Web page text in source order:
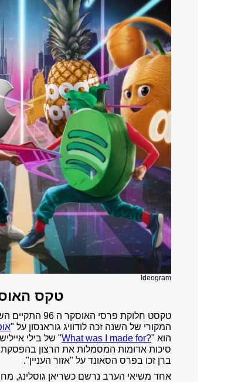
Ideogram
טקס
טקסט חלוקת פרסי האוסקר ה 96 התקיים השבוע בהוליווד.
המקורי של השנה זכה לודוויג גוראנסון על "
הוא "?What was I made for
" של בילי
סיכות אדומות המסמלות את הרצון בהפסקת
ברן זכו בפרס הסאונד על "אזור העניין".
אחד משיאי הערב נרשם כשריאן גוסלינג,